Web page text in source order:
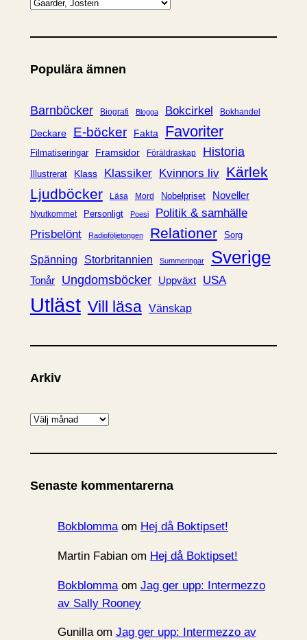
t
g
r
i
Populära ämnen
Barnböcker Biografi Blogga Bokcirkel Bokhandel
Deckare E-böcker Fakta Favoriter
Filmatiseringar Framsidor Föräldraskap Historia
Illustrerat Klass Klassiker Kvinnors liv Kärlek
Ljudböcker
Läsa Mord Nobelpriset Noveller
Nyutkommet Personligt Poesi
Politik & samhälle
Prisbelönt
Radioföljetongen Relationer Sorg
Spänning Storbritannien Summeringar Sverige
Tonår Ungdomsböcker Uppväxt USA
Utläst Vill läsa Vänskap
Arkiv
A
k
v
Senaste kommentarerna
Bokblommaom Hej då Boktipset!
Martin Fabianom Hej då Boktipset!
Bokblommaom Jag ger upp: Intermezzo
av Sally Rooney
Gunillaom Jag ger upp: Intermezzo av